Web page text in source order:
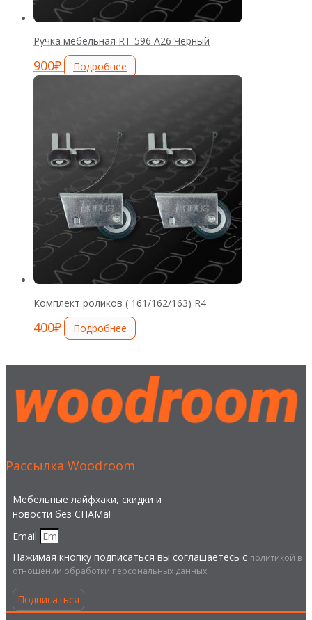
Ручка мебельная RT-596 А26 Черный
900₽ Подробнее
Комплект роликов ( 161/162/163) R4
400₽ Подробнее
Рассылка Woodroom
Мебельные лайфхаки, скидки и
новости без СПАМа!
Email
Нажимая кнопку подписаться вы соглашаетесь с политикой в
отношении обработки персональных данных
Подписаться